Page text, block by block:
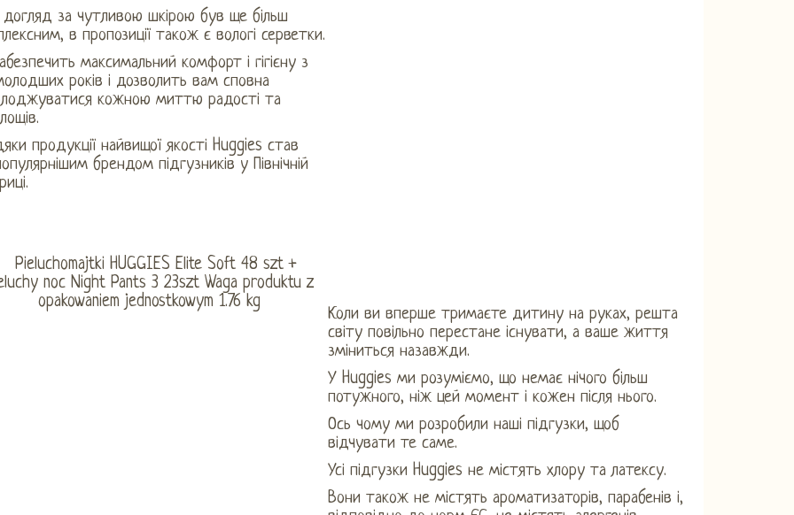
за чутливою шкірою був ще більш
в пропозиції також є вологі серветки.
максимальний комфорт і гігієну з
років і дозволить вам сповна
кожною миттю радості та
продукції найвищої якості Huggies став
брендом підгузників у Північній
Коли ви вперше тримаєте дитину на руках, решта
світу повільно перестане існувати, а ваше життя
зміниться назавжди.
У Huggies ми розуміємо, що немає нічого більш
потужного, ніж цей момент і кожен після нього.
Ось чому ми розробили наші підгузки, щоб
відчувати те саме.
Усі підгузки Huggies не містять хлору та латексу.
Вони також не містять ароматизаторів, парабенів і,